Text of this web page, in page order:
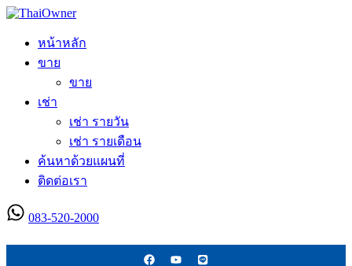
หน้าหลัก
ขาย
ขาย
เช่า
เช่า รายวัน
เช่า รายเดือน
ค้นหาด้วยแผนที่
ติดต่อเรา
083-520-2000